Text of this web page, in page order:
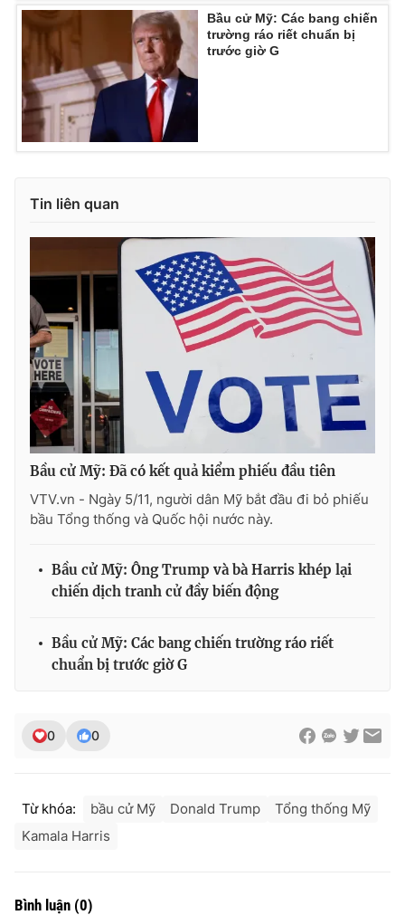
Ðiện thoại Thời báo VTV:024.66 897 897
Email:toasoan@vtv.vn
Liên hệ quảng cáo:024-7300.7108
® Cấm sao chép dưới mọi hình thức nếu không có sự chấp
thuận bằng văn bản. Ghi rõ nguồn VTV.vn khi phát hành lại
thông tin từ website này.
Bầu cử Mỹ: Các bang chiến
trường ráo riết chuẩn bị
trước giờ G
Tin liên quan
Bầu cử Mỹ: Đã có kết quả kiểm phiếu đầu tiên
VTV.vn - Ngày 5/11, người dân Mỹ bắt đầu đi bỏ phiếu
bầu Tổng thống và Quốc hội nước này.
Bầu cử Mỹ: Ông Trump và bà Harris khép lại
chiến dịch tranh cử đầy biến động
Bầu cử Mỹ: Các bang chiến trường ráo riết
chuẩn bị trước giờ G
0 0
Từ khóa: bầu cử Mỹ Donald Trump
Tổng thống Mỹ
Kamala Harris
Bình luận (0)